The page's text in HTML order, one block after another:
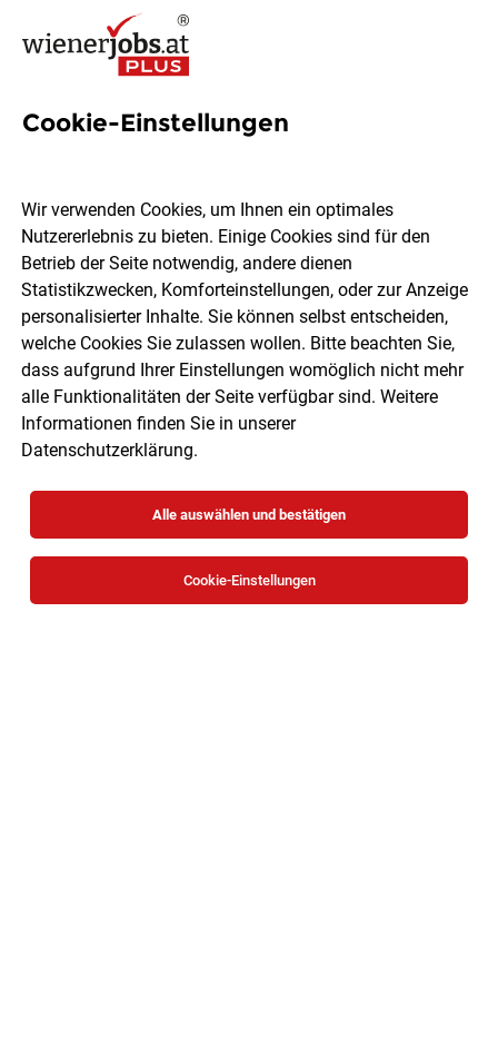
Ärztin:Arzt für Longevity
Vivea Hotel Bad Vöslau
Bad Vöslau Vollzeit 03.08.2026
Cookie-Einstellungen
Wir verwenden Cookies, um Ihnen ein optimales
Nutzererlebnis zu bieten. Einige Cookies sind für den
Betrieb der Seite notwendig, andere dienen
Statistikzwecken, Komforteinstellungen, oder zur Anzeige
personalisierter Inhalte. Sie können selbst entscheiden,
welche Cookies Sie zulassen wollen. Bitte beachten Sie,
dass aufgrund Ihrer Einstellungen womöglich nicht mehr
alle Funktionalitäten der Seite verfügbar sind. Weitere
Informationen finden Sie in unserer
Datenschutzerklärung.
Alle auswählen und bestätigen
Cookie-Einstellungen